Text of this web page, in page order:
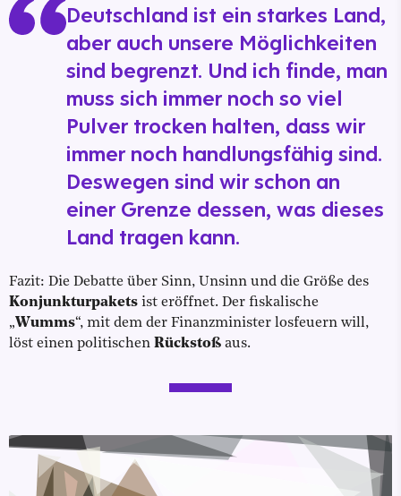
Deutschland ist ein starkes Land,
aber auch unsere Möglichkeiten
sind begrenzt. Und ich finde, man
muss sich immer noch so viel
Pulver trocken halten, dass wir
immer noch handlungsfähig sind.
Deswegen sind wir schon an
einer Grenze dessen, was dieses
Land tragen kann.
Fazit: Die Debatte über Sinn, Unsinn und die Größe des
Konjunkturpakets ist eröffnet. Der fiskalische
„Wumms“, mit dem der Finanzminister losfeuern will,
löst einen politischen Rückstoß aus.